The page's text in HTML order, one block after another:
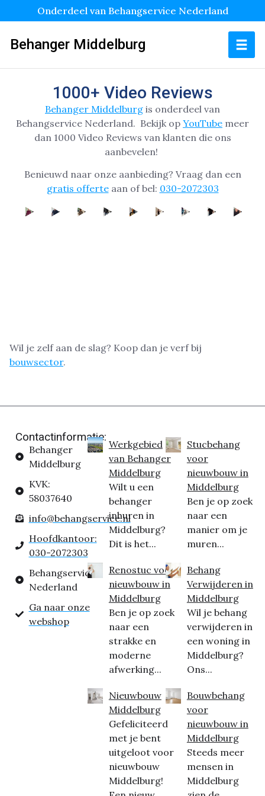
Onderdeel van Behangservice Nederland
Behanger Middelburg
1000+ Video Reviews
Behanger Middelburg is onderdeel van
Behangservice Nederland. Bekijk op YouTube meer
dan 1000 Video Reviews van klanten die ons
aanbevelen!
Benieuwd naar onze aanbieding? Vraag dan een
gratis offerteaan of bel: 030-2072303
Wil je zelf aan de slag? Koop dan je verf bij
bouwsector.
Contactinformatie:
Behanger
Middelburg
KVK:
58037640
info@behangservice.nl
Hoofdkantoor:
030-2072303
Behangservice
Nederland
Ga naar onze
webshop
Werkgebied
van Behanger
Middelburg
Wilt u een
behanger
inhuren in
Middelburg?
Dit is het...
Renostuc voor
nieuwbouw in
Middelburg
Ben je op zoek
naar een
strakke en
moderne
afwerking...
Nieuwbouw
Middelburg
Gefeliciteerd
met je bent
uitgeloot voor
nieuwbouw
Middelburg!
Stucbehang
voor
nieuwbouw in
Middelburg
Ben je op zoek
naar een
manier om je
muren...
Behang
Verwijderen in
Middelburg
Wil je behang
verwijderen in
een woning in
Middelburg?
Ons...
Bouwbehang
voor
nieuwbouw in
Middelburg
Steeds meer
mensen in
Middelburg